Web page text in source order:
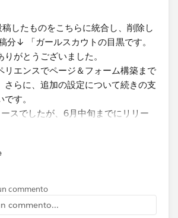
信
支援を受けたことがありますか？
数回答可)
したものをこちらに統合し、削除し
分↓ 「ガールスカウトの目黒です。
がとうございました。
リエンスでページ＆フォーム構築まで
さらに、追加の設定について続きの支
す。
スでしたが、6月中旬までにリリー
ますが、時間がないところ申し訳な
0D54S00000ANKo
commento
commento...